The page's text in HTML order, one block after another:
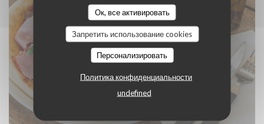
Ок, все активировать
Запретить использование cookies
Персонализировать
Политика конфиденциальности
undefined